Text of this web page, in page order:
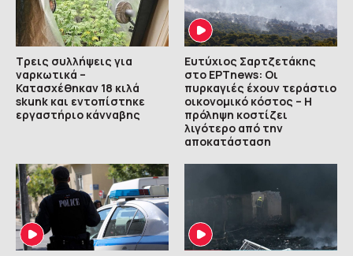
Τρεις συλλήψεις για
ναρκωτικά –
Κατασχέθηκαν 18 κιλά
skunk και εντοπίστηκε
εργαστήριο κάνναβης
Ευτύχιος Σαρτζετάκης
στο ΕΡΤnews: Οι
πυρκαγιές έχουν τεράστιο
οικονομικό κόστος – Η
πρόληψη κοστίζει
λιγότερο από την
αποκατάσταση